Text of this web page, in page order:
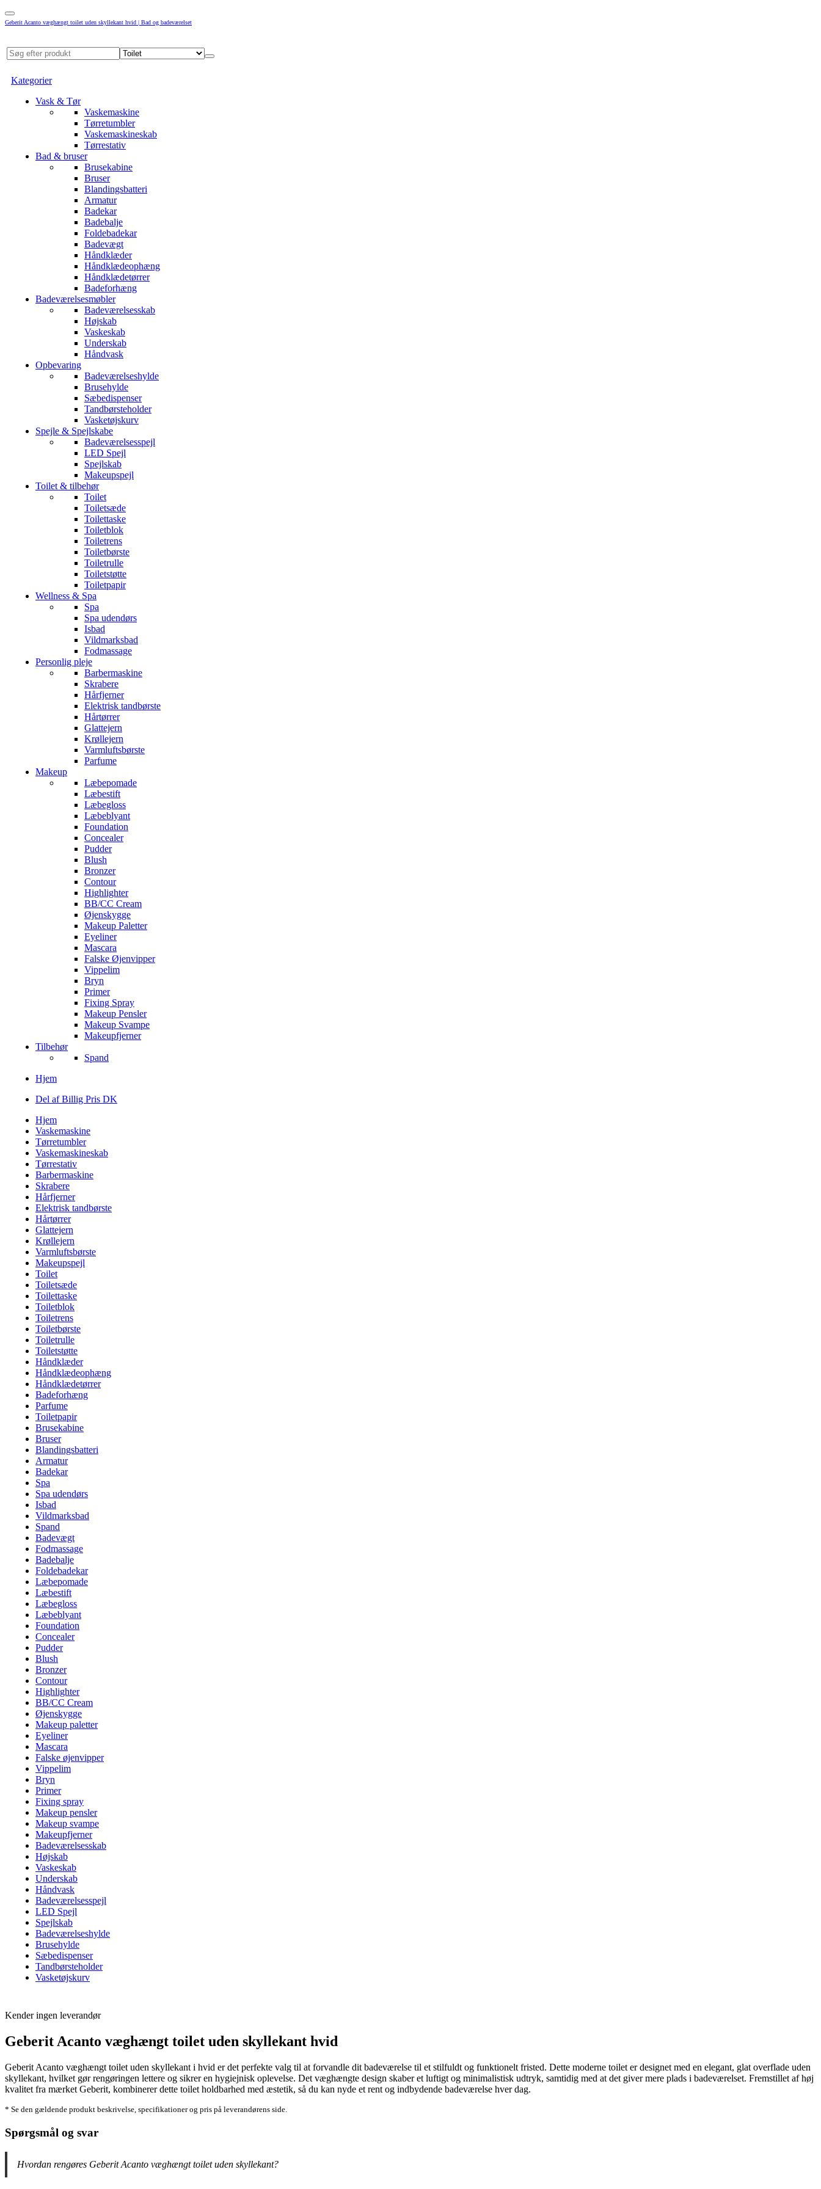
Geberit Acanto væghængt toilet uden skyllekant hvid | Bad og badeværelset
Kategorier
Vask & Tør
Vaskemaskine
Tørretumbler
Vaskemaskineskab
Tørrestativ
Bad & bruser
Brusekabine
Bruser
Blandingsbatteri
Armatur
Badekar
Badebalje
Foldebadekar
Badevægt
Håndklæder
Håndklædeophæng
Håndklædetørrer
Badeforhæng
Badeværelsesmøbler
Badeværelsesskab
Højskab
Vaskeskab
Underskab
Håndvask
Opbevaring
Badeværelseshylde
Brusehylde
Sæbedispenser
Tandbørsteholder
Vasketøjskurv
Spejle & Spejlskabe
Badeværelsesspejl
LED Spejl
Spejlskab
Makeupspejl
Toilet & tilbehør
Toilet
Toiletsæde
Toilettaske
Toiletblok
Toiletrens
Toiletbørste
Toiletrulle
Toiletstøtte
Toiletpapir
Wellness & Spa
Spa
Spa udendørs
Isbad
Vildmarksbad
Fodmassage
Personlig pleje
Barbermaskine
Skrabere
Hårfjerner
Elektrisk tandbørste
Hårtørrer
Glattejern
Krøllejern
Varmluftsbørste
Parfume
Makeup
Læbepomade
Læbestift
Læbegloss
Læbeblyant
Foundation
Concealer
Pudder
Blush
Bronzer
Contour
Highlighter
BB/CC Cream
Øjenskygge
Makeup Paletter
Eyeliner
Mascara
Falske Øjenvipper
Vippelim
Bryn
Primer
Fixing Spray
Makeup Pensler
Makeup Svampe
Makeupfjerner
Tilbehør
Spand
Hjem
Del af Billig Pris DK
Hjem
Vaskemaskine
Tørretumbler
Vaskemaskineskab
Tørrestativ
Barbermaskine
Skrabere
Hårfjerner
Elektrisk tandbørste
Hårtørrer
Glattejern
Krøllejern
Varmluftsbørste
Makeupspejl
Toilet
Toiletsæde
Toilettaske
Toiletblok
Toiletrens
Toiletbørste
Toiletrulle
Toiletstøtte
Håndklæder
Håndklædeophæng
Håndklædetørrer
Badeforhæng
Parfume
Toiletpapir
Brusekabine
Bruser
Blandingsbatteri
Armatur
Badekar
Spa
Spa udendørs
Isbad
Vildmarksbad
Spand
Badevægt
Fodmassage
Badebalje
Foldebadekar
Læbepomade
Læbestift
Læbegloss
Læbeblyant
Foundation
Concealer
Pudder
Blush
Bronzer
Contour
Highlighter
BB/CC Cream
Øjenskygge
Makeup paletter
Eyeliner
Mascara
Falske øjenvipper
Vippelim
Bryn
Primer
Fixing spray
Makeup pensler
Makeup svampe
Makeupfjerner
Badeværelsesskab
Højskab
Vaskeskab
Underskab
Håndvask
Badeværelsesspejl
LED Spejl
Spejlskab
Badeværelseshylde
Brusehylde
Sæbedispenser
Tandbørsteholder
Vasketøjskurv
Kender ingen leverandør
Geberit Acanto væghængt toilet uden skyllekant hvid
Geberit Acanto væghængt toilet uden skyllekant i hvid er det perfekte valg til at forvandle dit badeværelse til et stilfuldt og funktionelt fristed. Dette moderne toilet er designet med en elegant, glat overflade uden
skyllekant, hvilket gør rengøringen lettere og sikrer en hygiejnisk oplevelse. Det væghængte design skaber et luftigt og minimalistisk udtryk, samtidig med at det giver mere plads i badeværelset. Fremstillet af høj
kvalitet fra mærket Geberit, kombinerer dette toilet holdbarhed med æstetik, så du kan nyde et rent og indbydende badeværelse hver dag.
* Se den gældende produkt beskrivelse, specifikationer og pris på leverandørens side.
Spørgsmål og svar
Hvordan rengøres Geberit Acanto væghængt toilet uden skyllekant?